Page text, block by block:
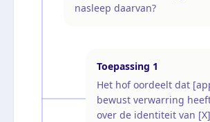
nasleep daarvan?
Toepassing 1
Het hof oordeelt dat
bewust verwarring
over de identiteit van